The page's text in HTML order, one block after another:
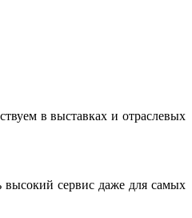
в выставках и отраслевых
сервис даже для самых